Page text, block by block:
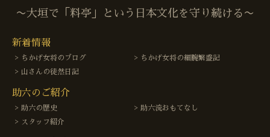
〜大垣で「料亭」という日本文化を守り続ける〜
新着情報
ちかげ女将のブログ
ちかげ女将の細腕繁盛記
山さんの徒然日記
助六のご紹介
助六の歴史
助六流おもてなし
スタッフ紹介